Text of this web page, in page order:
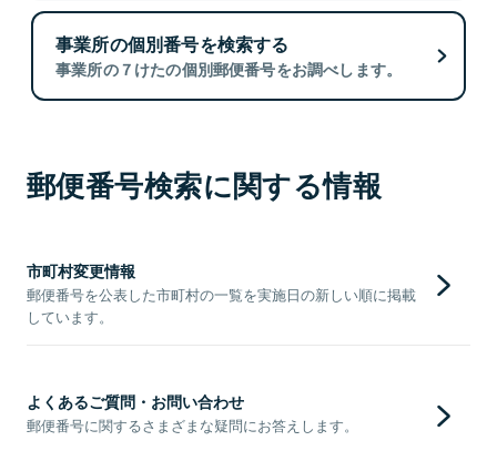
事業所の個別番号を検索する
事業所の７けたの個別郵便番号をお調べします。
郵便番号検索に関する情報
市町村変更情報
郵便番号を公表した市町村の一覧を実施日の新しい順に掲載
しています。
よくあるご質問・お問い合わせ
郵便番号に関するさまざまな疑問にお答えします。